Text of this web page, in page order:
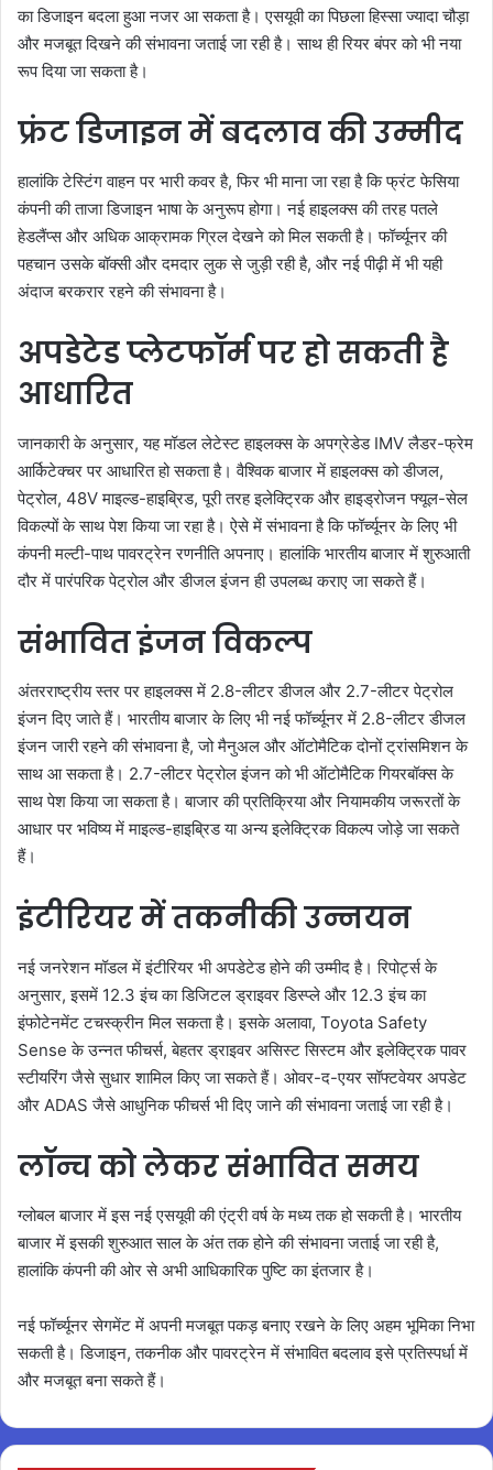
का डिजाइन बदला हुआ नजर आ सकता है। एसयूवी का पिछला हिस्सा ज्यादा चौड़ा
और मजबूत दिखने की संभावना जताई जा रही है। साथ ही रियर बंपर को भी नया
रूप दिया जा सकता है।
फ्रंट डिजाइन में बदलाव की उम्मीद
हालांकि टेस्टिंग वाहन पर भारी कवर है, फिर भी माना जा रहा है कि फ्रंट फेसिया
कंपनी की ताजा डिजाइन भाषा के अनुरूप होगा। नई हाइलक्स की तरह पतले
हेडलैंप्स और अधिक आक्रामक ग्रिल देखने को मिल सकती है। फॉर्च्यूनर की
पहचान उसके बॉक्सी और दमदार लुक से जुड़ी रही है, और नई पीढ़ी में भी यही
अंदाज बरकरार रहने की संभावना है।
अपडेटेड प्लेटफॉर्म पर हो सकती है
आधारित
जानकारी के अनुसार, यह मॉडल लेटेस्ट हाइलक्स के अपग्रेडेड IMV लैडर-फ्रेम
आर्किटेक्चर पर आधारित हो सकता है। वैश्विक बाजार में हाइलक्स को डीजल,
पेट्रोल, 48V माइल्ड-हाइब्रिड, पूरी तरह इलेक्ट्रिक और हाइड्रोजन फ्यूल-सेल
विकल्पों के साथ पेश किया जा रहा है। ऐसे में संभावना है कि फॉर्च्यूनर के लिए भी
कंपनी मल्टी-पाथ पावरट्रेन रणनीति अपनाए। हालांकि भारतीय बाजार में शुरुआती
दौर में पारंपरिक पेट्रोल और डीजल इंजन ही उपलब्ध कराए जा सकते हैं।
संभावित इंजन विकल्प
अंतरराष्ट्रीय स्तर पर हाइलक्स में 2.8-लीटर डीजल और 2.7-लीटर पेट्रोल
इंजन दिए जाते हैं। भारतीय बाजार के लिए भी नई फॉर्च्यूनर में 2.8-लीटर डीजल
इंजन जारी रहने की संभावना है, जो मैनुअल और ऑटोमैटिक दोनों ट्रांसमिशन के
साथ आ सकता है। 2.7-लीटर पेट्रोल इंजन को भी ऑटोमैटिक गियरबॉक्स के
साथ पेश किया जा सकता है। बाजार की प्रतिक्रिया और नियामकीय जरूरतों के
आधार पर भविष्य में माइल्ड-हाइब्रिड या अन्य इलेक्ट्रिक विकल्प जोड़े जा सकते
हैं।
इंटीरियर में तकनीकी उन्नयन
नई जनरेशन मॉडल में इंटीरियर भी अपडेटेड होने की उम्मीद है। रिपोर्ट्स के
अनुसार, इसमें 12.3 इंच का डिजिटल ड्राइवर डिस्प्ले और 12.3 इंच का
इंफोटेनमेंट टचस्क्रीन मिल सकता है। इसके अलावा, Toyota Safety
Sense के उन्नत फीचर्स, बेहतर ड्राइवर असिस्ट सिस्टम और इलेक्ट्रिक पावर
स्टीयरिंग जैसे सुधार शामिल किए जा सकते हैं। ओवर-द-एयर सॉफ्टवेयर अपडेट
और ADAS जैसे आधुनिक फीचर्स भी दिए जाने की संभावना जताई जा रही है।
लॉन्च को लेकर संभावित समय
ग्लोबल बाजार में इस नई एसयूवी की एंट्री वर्ष के मध्य तक हो सकती है। भारतीय
बाजार में इसकी शुरुआत साल के अंत तक होने की संभावना जताई जा रही है,
हालांकि कंपनी की ओर से अभी आधिकारिक पुष्टि का इंतजार है।
नई फॉर्च्यूनर सेगमेंट में अपनी मजबूत पकड़ बनाए रखने के लिए अहम भूमिका निभा
सकती है। डिजाइन, तकनीक और पावरट्रेन में संभावित बदलाव इसे प्रतिस्पर्धा में
और मजबूत बना सकते हैं।